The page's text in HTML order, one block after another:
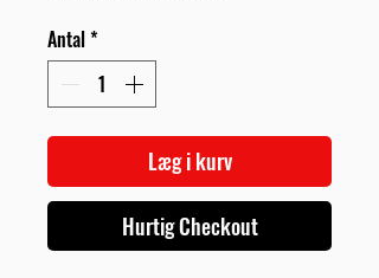
Antal*
Læg i kurv
Hurtig Checkout